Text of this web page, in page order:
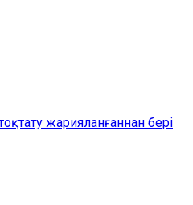
жарияланғаннан бері